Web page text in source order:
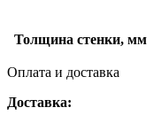
Толщина стенки, мм
Оплата и доставка
Доставка: